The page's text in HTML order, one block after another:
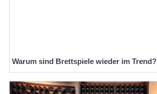
Warum sind Brettspiele wieder im Trend?